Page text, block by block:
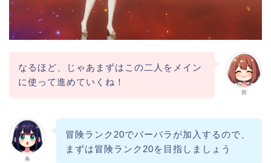
茜
なるほど、じゃあまずはこの二人をメイン
に使って進めていくね！
奏
冒険ランク20でバーバラが加入するので、
まずは冒険ランク20を目指しましょう